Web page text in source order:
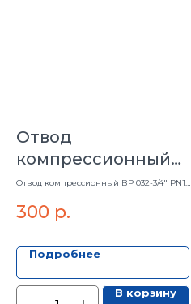
Отвод
компрессионный
ВР 032-3/4" PN16
UNIDELTA
Отвод компрессионный ВР 032-3/4" PN16
300 р.
Подробнее
В корзину